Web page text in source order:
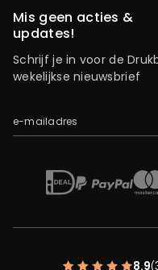
Mis geen acties &
updates!
Schrijf je in voor de
wekelijkse nieuwsbrief
e-mailadres
iDEALPaypal
8.9(